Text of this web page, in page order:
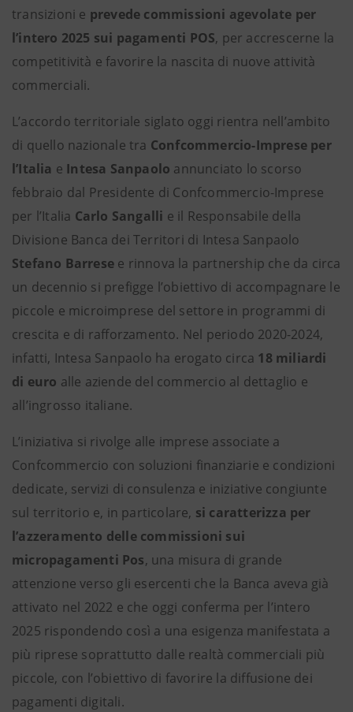
transizioni e prevede commissioni agevolate per
l’intero 2025 sui pagamenti POS, per accrescerne la
competitività e favorire la nascita di nuove attività
commerciali.
L’accordo territoriale siglato oggi rientra nell’ambito
di quello nazionale tra Confcommercio-Imprese per
l’Italia e Intesa Sanpaolo annunciato lo scorso
febbraio dal Presidente di Confcommercio-Imprese
per l’Italia Carlo Sangalli e il Responsabile della
Divisione Banca dei Territori di Intesa Sanpaolo
Stefano Barrese e rinnova la partnership che da circa
un decennio si prefigge l’obiettivo di accompagnare le
piccole e microimprese del settore in programmi di
crescita e di rafforzamento. Nel periodo 2020-2024,
infatti, Intesa Sanpaolo ha erogato circa 18 miliardi
di euro alle aziende del commercio al dettaglio e
all’ingrosso italiane.
L’iniziativa si rivolge alle imprese associate a
Confcommercio con soluzioni finanziarie e condizioni
dedicate, servizi di consulenza e iniziative congiunte
sul territorio e, in particolare, si caratterizza per
l’azzeramento delle commissioni sui
micropagamenti Pos, una misura di grande
attenzione verso gli esercenti che la Banca aveva già
attivato nel 2022 e che oggi conferma per l’intero
2025 rispondendo così a una esigenza manifestata a
più riprese soprattutto dalle realtà commerciali più
piccole, con l’obiettivo di favorire la diffusione dei
pagamenti digitali.